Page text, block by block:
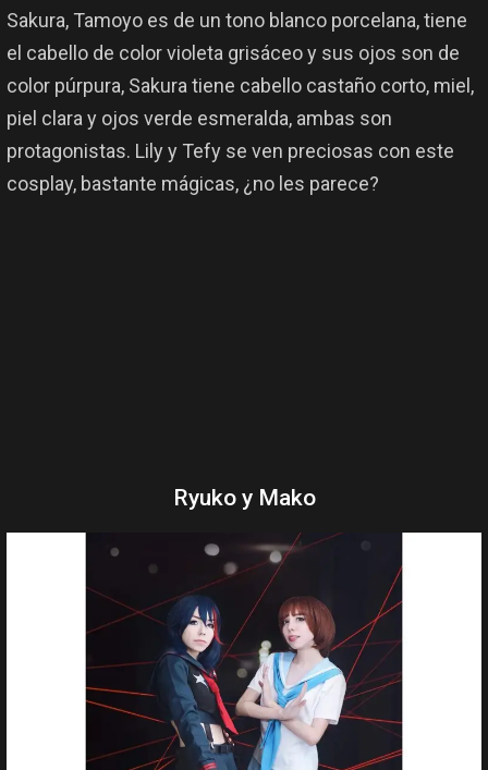
Sakura, Tamoyo es de un tono blanco porcelana, tiene
el cabello de color violeta grisáceo y sus ojos son de
color púrpura, Sakura tiene cabello castaño corto, miel,
piel clara y ojos verde esmeralda, ambas son
protagonistas. Lily y Tefy se ven preciosas con este
cosplay, bastante mágicas, ¿no les parece?
Ryuko y Mako